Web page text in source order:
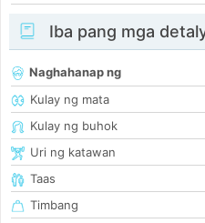
Iba pang mga
Naghahanap ng
Kulay ng mata
Kulay ng buhok
Uri ng katawan
Taas
Timbang